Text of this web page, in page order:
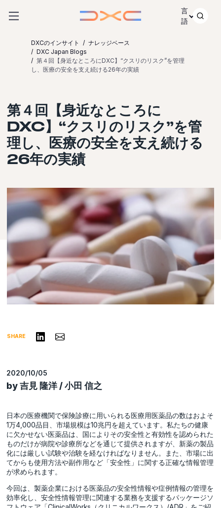
言
語
DXCのインサイト
ナレッジベース
DXC Japan Blogs
第４回【身近なところにDXC】“クスリのリスク”を管理
し、医療の安全を支え続ける26年の実績
第４回【身近なところに
DXC】“クスリのリスク”を管
理し、医療の安全を支え続ける
26年の実績
SHARE リンクトインで共有する
Share via Email
2020/10/05
by 吉見 隆洋 / 小田 信之
日本の医療機関で保険診療に用いられる医療用医薬品の数はおよそ
1万4,000品目、市場規模は10兆円を超えています。私たちの健康
に欠かせない医薬品は、国によりその安全性と有効性を認められた
ものだけが病院や診療所などを通じて提供されますが、新薬の製品
化には厳しい試験や治験を経なければなりません。また、市場に出
てからも使用方法や副作用など「安全性」に関する正確な情報管理
が求められます。
今回は、製薬企業における医薬品の安全性情報や症例情報の管理を
効率化し、安全性情報管理に関連する業務を支援するパッケージソ